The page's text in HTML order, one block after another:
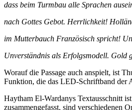
dass beim Turmbau alle Sprachen
nach Gottes Gebot. Herrlichkeit!
im Mutterbauch Französisch spricht!
Unverständnis als Erfolgsmodell. Gold
Worauf die Passage auch anspielt, ist
Funktion, die das LED-Schriftband der
Haytham El-Wardanys Textausschnitt
zusammengefasst, sind verschiedenen